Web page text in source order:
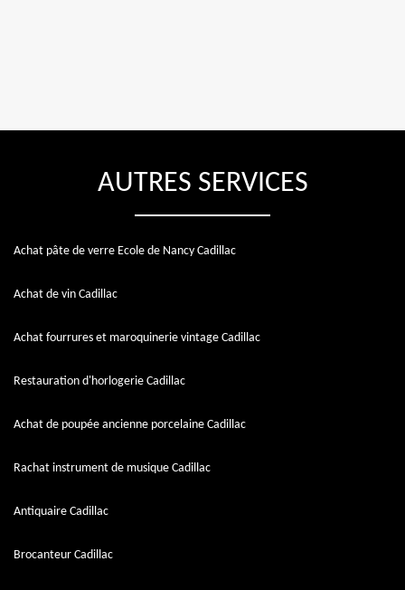
AUTRES SERVICES
Achat pâte de verre Ecole de Nancy Cadillac
Achat de vin Cadillac
Achat fourrures et maroquinerie vintage Cadillac
Restauration d'horlogerie Cadillac
Achat de poupée ancienne porcelaine Cadillac
Rachat instrument de musique Cadillac
Antiquaire Cadillac
Brocanteur Cadillac